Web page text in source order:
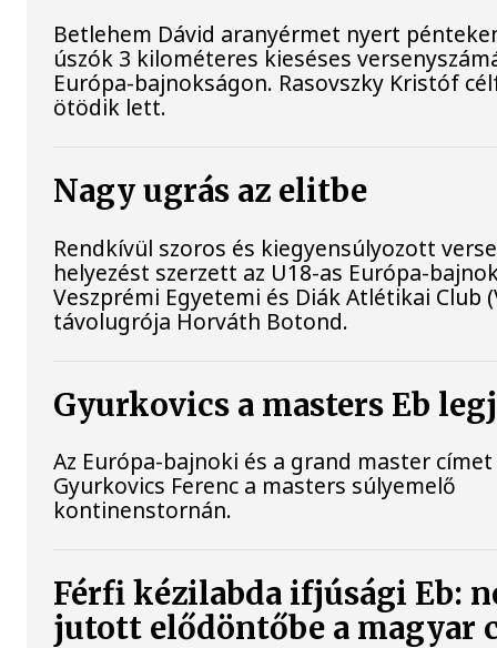
Betlehem Dávid aranyérmet nyert
úszók 3 kilométeres kieséses
Európa-bajnokságon. Rasovszky Kristóf
ötödik lett.
Nagy ugrás az elitbe
Rendkívül szoros és kiegyensúlyozott
helyezést szerzett az U18-as Európa-
Veszprémi Egyetemi és Diák Atlétikai Club
távolugrója Horváth Botond.
Gyurkovics a masters Eb
Az Európa-bajnoki és a grand master
Gyurkovics Ferenc a masters súlyemelő
kontinenstornán.
Férfi kézilabda ifjúsági Eb:
jutott elődöntőbe a magyar